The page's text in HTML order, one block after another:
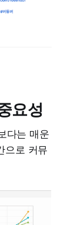
요성
다는 매운
으로 커뮤